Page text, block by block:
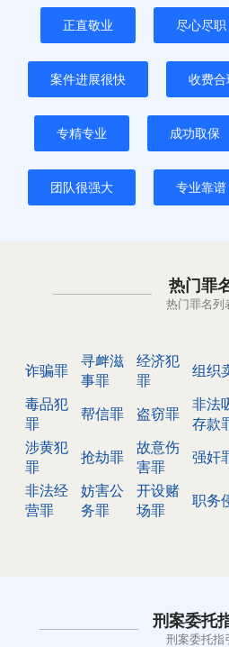
正直敬业 尽心尽职
案件进展很快 收费合
专精专业 成功取保
团队很强大 专业靠谱
热门罪
热门罪名列
诈骗罪
寻衅滋
事罪
经济犯
罪
组织
毒品犯
罪
帮信罪 盗窃罪
非法
存款
涉黄犯
罪
抢劫罪
故意伤
害罪
强奸
非法经
营罪
妨害公
务罪
开设赌
场罪
职务
刑案委托
刑案委托指